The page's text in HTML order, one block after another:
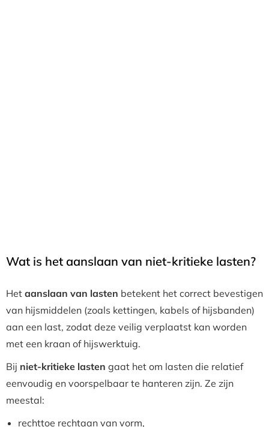
Wat is het aanslaan van niet-kritieke lasten?
Het aanslaan van lasten betekent het correct bevestigen
van hijsmiddelen (zoals kettingen, kabels of hijsbanden)
aan een last, zodat deze veilig verplaatst kan worden
met een kraan of hijswerktuig.
Bij niet-kritieke lasten gaat het om lasten die relatief
eenvoudig en voorspelbaar te hanteren zijn. Ze zijn
meestal:
rechttoe rechtaan van vorm,